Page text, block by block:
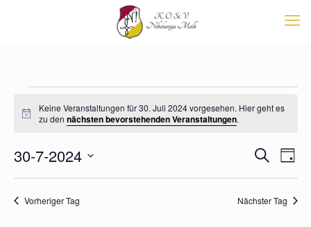
für
Juli
2024
Hinweis
Keine Veranstaltungen für 30. Juli 2024 vorgesehen. Hier geht es
zu den nächsten bevorstehenden Veranstaltungen.
Suche
und
SucheTag
30-7-2024
Vorheriger Tag Nächster Tag